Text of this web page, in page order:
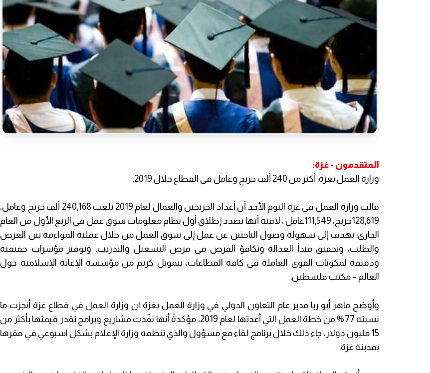
المتقدمون - غزة:
وزارة العمل بغزة: أكثر من 240 ألف خريج وعامل في القطاع خلال 2019.
قالت وزارة العمل في غزة اليوم الأحد أن أعداد الخريجين والعمال لعام 2019 بلغت 240,168 ألف خريج وعامل،
128,619خريج، 111,549عامل ، لافته أنها بصدد إطلاق أول نظام معلومات سوق عمل في الربع الأول من العام
الجاري؛ يهدف إلى سهولة وصول الباحثين عن عمل إلى سوق العمل من خلال عملية المواءمة بين العرض
والطلب، وتحقيق مبدأ العدالة وتكافؤ الفرص في فرص التشغيل والتدريب، وتوفير مؤشرات حقيقية
ودقيقة لمكونات القوي العاملة في كافة القطاعات، بتمويل كريم من مؤسسة الإغاثة الإسلامية حول
العالم – مكتب فلسطين.
وأوضح ماهر أبو ريا مدير عام التعاون الدولي في وزارة العمل بغزة ان وزارة العمل في قطاع غزة أنجزت ما
نسبته 77% من خطة العمل التي أعدتها لعام 2019، مؤكدةً أنها نفّذت مشاريع وبرامج تقدر قيمتها بأكثر من
15 مليون دولار، جاء ذلك خلال برنامج لقاء مع مسؤول والذي تنظمه وزارة الإعلام بشكل اسبوعي في مقرها
بمدينة غزة.